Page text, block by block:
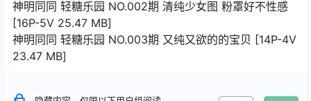
神明同同 轻糖乐园 NO.002期 清纯少女图 粉罩好不性感
[16P-5V 25.47 MB]
神明同同 轻糖乐园 NO.003期 又纯又欲的的宝贝 [14P-4V
23.47 MB]